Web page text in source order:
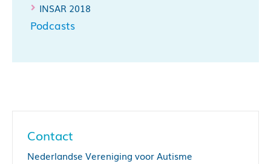
INSAR 2018
Podcasts
Contact
Nederlandse Vereniging voor Autisme